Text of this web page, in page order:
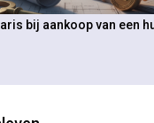
bij aankoop van een